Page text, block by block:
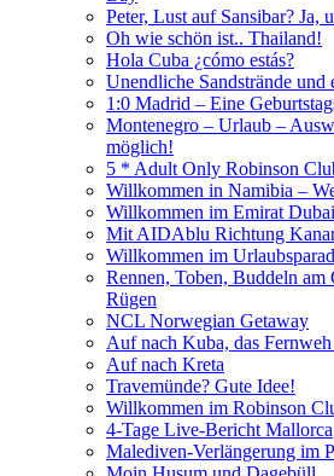
Peter, Lust auf Sansibar? Ja,
Oh wie schön ist.. Thailand!
Hola Cuba ¿cómo estás?
Unendliche Sandstrände und
1:0 Madrid – Eine
Montenegro – Urlaub –
möglich!
5 * Adult Only Robinson
Willkommen in Namibia –
Willkommen im Emirat Dubai
Mit AIDAblu Richtung
Willkommen im
Rennen, Toben, Buddeln
Rügen
NCL Norwegian Getaway
Auf nach Kuba, das
Auf nach Kreta
Travemünde? Gute Idee!
Willkommen im Robinson
4-Tage Live-Bericht Mallorca
Malediven-Verlängerung im